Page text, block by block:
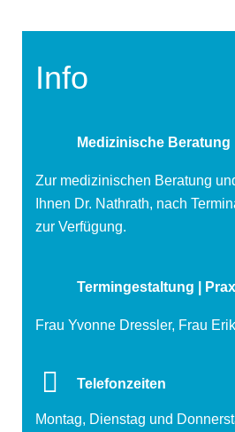
Info
Medizinische Beratung
Zur medizinischen Beratung
Ihnen Dr. Nathrath, nach
zur Verfügung.
Termingestaltung |
Frau Yvonne Dressler, Frau
Telefonzeiten
Montag, Dienstag und